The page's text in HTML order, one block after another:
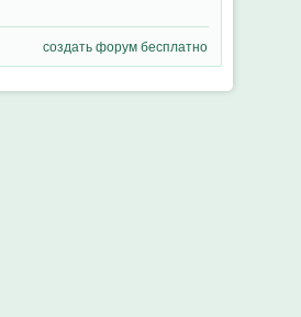
создать форум бесплатно